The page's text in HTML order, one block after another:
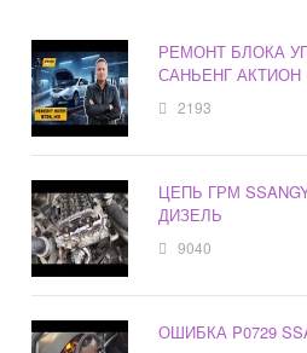
РЕМОНТ БЛОКА
САНЬЕНГ АКТИОН
2193
ЦЕПЬ ГРМ
ДИЗЕЛЬ
9040
ОШИБКА P0729